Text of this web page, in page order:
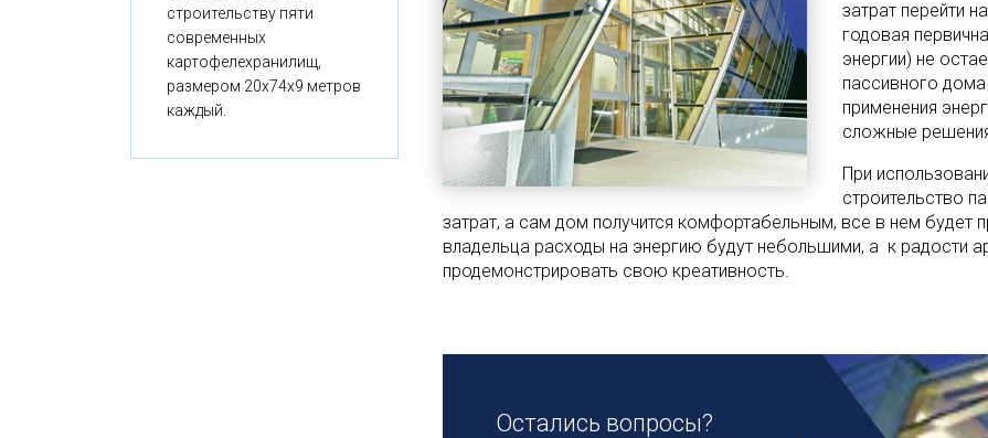
затрат перейти на
годовая
энергии) не
пассивного
применения
сложные
При
строительство
затрат, а сам дом получится комфортабельным, все в нем будет
владельца расходы на энергию будут небольшими, а к радости
продемонстрировать свою креативность.
Остались вопросы?
строительству пяти
современных
картофелехранилищ,
размером 20x74x9 метров
каждый.